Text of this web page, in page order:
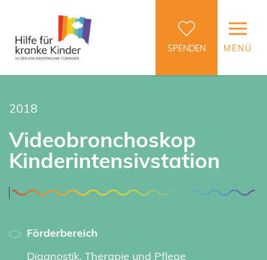
SPENDEN MENÜ
2018
Videobronchoskop
Kinderintensivstation
Förderbereich
Diagnostik, Therapie und Pflege